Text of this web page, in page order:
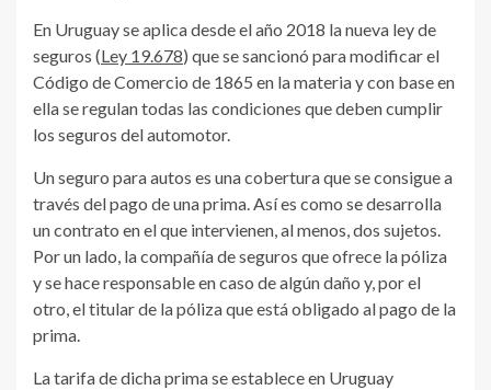
En Uruguay se aplica desde el año 2018 la nueva ley de
seguros (Ley 19.678) que se sancionó para modificar el
Código de Comercio de 1865 en la materia y con base en
ella se regulan todas las condiciones que deben cumplir
los seguros del automotor.
Un seguro para autos es una cobertura que se consigue a
través del pago de una prima. Así es como se desarrolla
un contrato en el que intervienen, al menos, dos sujetos.
Por un lado, la compañía de seguros que ofrece la póliza
y se hace responsable en caso de algún daño y, por el
otro, el titular de la póliza que está obligado al pago de la
prima.
La tarifa de dicha prima se establece en Uruguay